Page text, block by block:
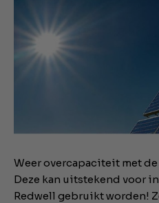
Weer overcapaciteit met
Deze kan uitstekend voor
Redwell gebruikt worden!